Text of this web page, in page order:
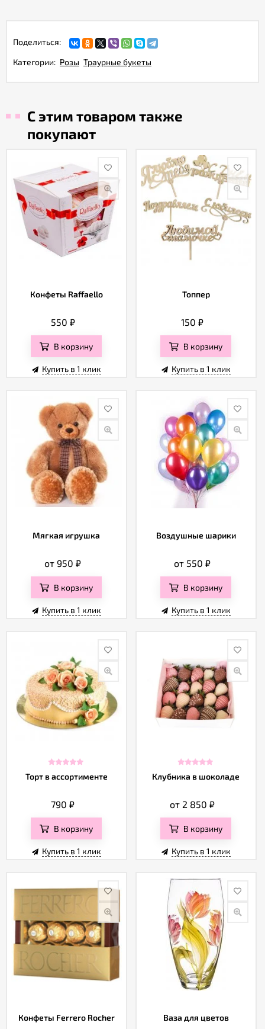
Поделиться:
Категории: Розы Траурные букеты
С этим товаром также
покупают
Конфеты Raffaello
550 ₽
В корзину
Купить в 1 клик
Топпер
150₽
В корзину
Купить в 1 клик
Мягкая игрушка
от 950₽
В корзину
Купить в 1 клик
Воздушные шарики
от 550₽
В корзину
Купить в 1 клик
Торт в ассортименте
790₽
В корзину
Купить в 1 клик
Клубника в шоколаде
от 2 850₽
В корзину
Купить в 1 клик
Конфеты Ferrero Rocher Ваза для цветов